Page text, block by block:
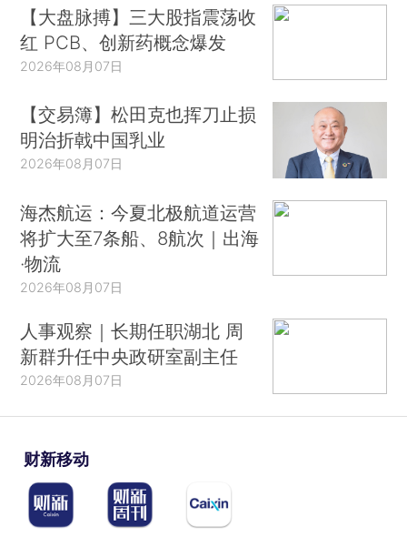
【大盘脉搏】三大股指震荡收
红 PCB、创新药概念爆发
2026年08月07日
【交易簿】松田克也挥刀止损
明治折戟中国乳业
2026年08月07日
海杰航运：今夏北极航道运营
将扩大至7条船、8航次｜出海
·物流
2026年08月07日
人事观察｜长期任职湖北 周
新群升任中央政研室副主任
2026年08月07日
财新移动